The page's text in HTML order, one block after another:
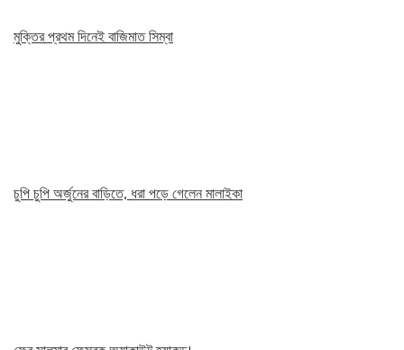
মুক্তির প্রথম দিনেই বাজিমাত সিম্বা
চুপি চুপি অর্জুনের বাড়িতে, ধরা পড়ে গেলেন মালাইকা